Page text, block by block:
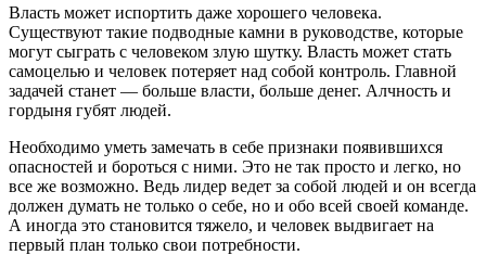
Власть может испортить даже хорошего человека.
Существуют такие подводные камни в руководстве, которые
могут сыграть с человеком злую шутку. Власть может стать
самоцелью и человек потеряет над собой контроль. Главной
задачей станет — больше власти, больше денег. Алчность и
гордыня губят людей.
Необходимо уметь замечать в себе признаки появившихся
опасностей и бороться с ними. Это не так просто и легко, но
все же возможно. Ведь лидер ведет за собой людей и он всегда
должен думать не только о себе, но и обо всей своей команде.
А иногда это становится тяжело, и человек выдвигает на
первый план только свои потребности.